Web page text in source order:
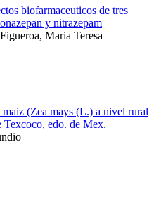
biofarmaceuticos de tres
y nitrazepam
Maria Teresa
(Zea mays (L.) a nivel rural
edo. de Mex.